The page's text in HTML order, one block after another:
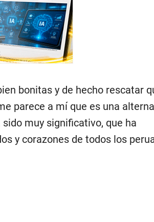
bonitas y de hecho rescatar
parece a mí que es una
muy significativo, que ha
y corazones de todos los